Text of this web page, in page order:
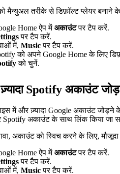
मैन्युअल तरीके से डिफ़ॉल्ट प्लेयर बनाने
Home ऐप मेंअकाउंटपर टैप करें.
पर टैप करें.
में, Musicपर टैप करें.
को अपने Google Home के लिए
को चुनें.
Spotify अकाउंट
में और ज़्यादा Google अकाउंट जोड़ने
Spotify अकाउंट के साथ लिंक किया जा
अकाउंट को स्विच करने के लिए,
Home ऐप मेंअकाउंटपर टैप करें.
पर टैप करें.
में, Musicपर टैप करें.